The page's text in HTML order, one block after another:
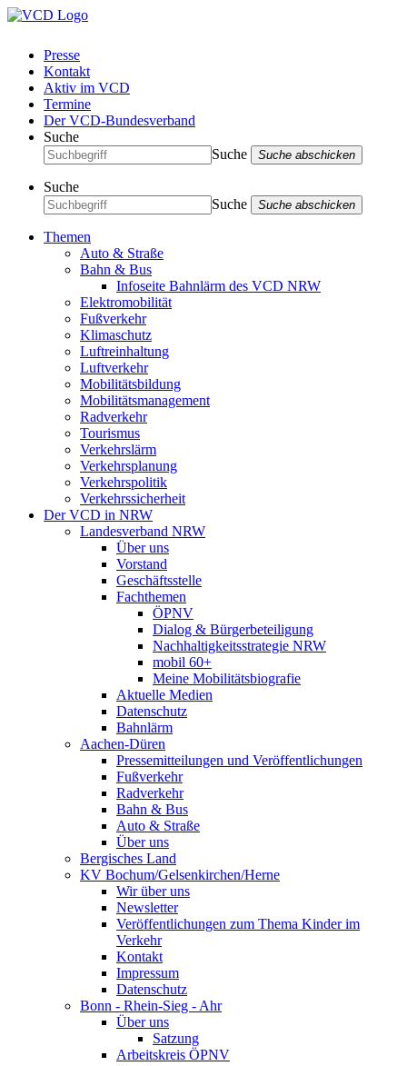
Presse
Kontakt
Aktiv im VCD
Termine
Der VCD-Bundesverband
Suche
Suche
Suche abschicken
Suche
Suche
Suche abschicken
Themen
Auto & Straße
Bahn & Bus
Infoseite Bahnlärm des VCD NRW
Elektromobilität
Fußverkehr
Klimaschutz
Luftreinhaltung
Luftverkehr
Mobilitätsbildung
Mobilitätsmanagement
Radverkehr
Tourismus
Verkehrslärm
Verkehrsplanung
Verkehrspolitik
Verkehrssicherheit
Der VCD in NRW
Landesverband NRW
Über uns
Vorstand
Geschäftsstelle
Fachthemen
ÖPNV
Dialog & Bürgerbeteiligung
Nachhaltigkeitsstrategie NRW
mobil 60+
Meine Mobilitätsbiografie
Aktuelle Medien
Datenschutz
Bahnlärm
Aachen-Düren
Pressemitteilungen und Veröffentlichungen
Fußverkehr
Radverkehr
Bahn & Bus
Auto & Straße
Über uns
Bergisches Land
KV Bochum/Gelsenkirchen/Herne
Wir über uns
Newsletter
Veröffentlichungen zum Thema Kinder im
Verkehr
Kontakt
Impressum
Datenschutz
Bonn - Rhein-Sieg - Ahr
Über uns
Satzung
Arbeitskreis ÖPNV